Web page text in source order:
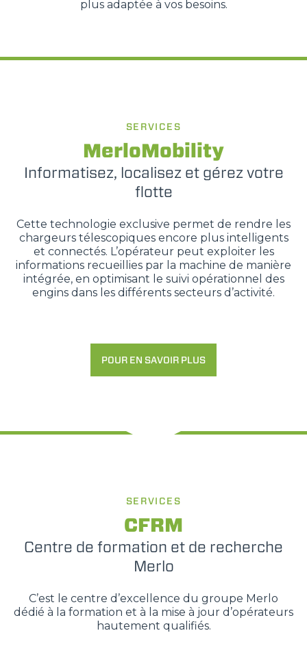
plus adaptée à vos besoins.
SERVICES
MerloMobility
Informatisez, localisez et gérez votre
flotte
Cette technologie exclusive permet de rendre les
chargeurs télescopiques encore plus intelligents
et connectés. L’opérateur peut exploiter les
informations recueillies par la machine de manière
intégrée, en optimisant le suivi opérationnel des
engins dans les différents secteurs d’activité.
POUR EN SAVOIR PLUS
SERVICES
CFRM
Centre de formation et de recherche
Merlo
C’est le centre d’excellence du groupe Merlo
dédié à la formation et à la mise à jour d’opérateurs
hautement qualifiés.